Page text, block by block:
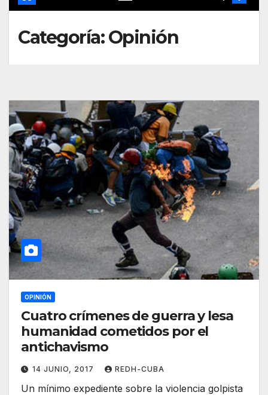
Categoría:Opinión
OPINIÓN
Cuatro crímenes de guerra y lesa
humanidad cometidos por el
antichavismo
14 JUNIO, 2017 REDH-CUBA
Un mínimo expediente sobre la violencia golpista